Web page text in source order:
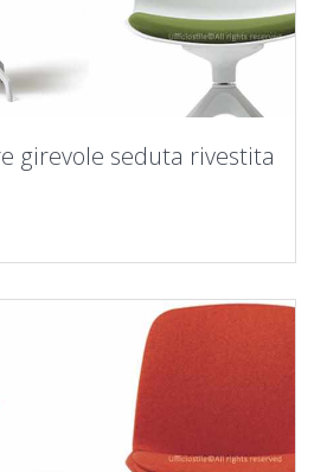
girevole seduta rivestita